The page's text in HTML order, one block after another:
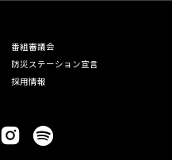
番組審議会
防災ステーション宣言
採用情報